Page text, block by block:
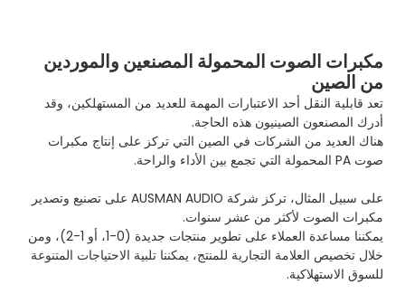
مكبرات الصوت المحمولة المصنعين والموردين
من الصين
تعد قابلية النقل أحد الاعتبارات المهمة للعديد من المستهلكين، وقد
أدرك المصنعون الصينيون هذه الحاجة.
هناك العديد من الشركات في الصين التي تركز على إنتاج مكبرات
صوت PA المحمولة التي تجمع بين الأداء والراحة.
على سبيل المثال، تركز شركة AUSMAN AUDIO على تصنيع وتصدير
مكبرات الصوت لأكثر من عشر سنوات.
يمكننا مساعدة العملاء على تطوير منتجات جديدة (0-1، أو 1-2)، ومن
خلال تخصيص العلامة التجارية للمنتج، يمكننا تلبية الاحتياجات المتنوعة
للسوق الاستهلاكية.